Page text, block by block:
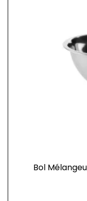
Bol